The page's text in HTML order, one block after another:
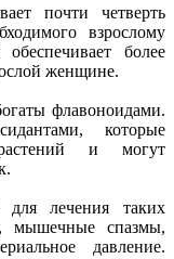
почти четверть
взрослому
более
женщине.
флавоноидами.
которые
и могут
для лечения таких
мышечные спазмы,
давление.